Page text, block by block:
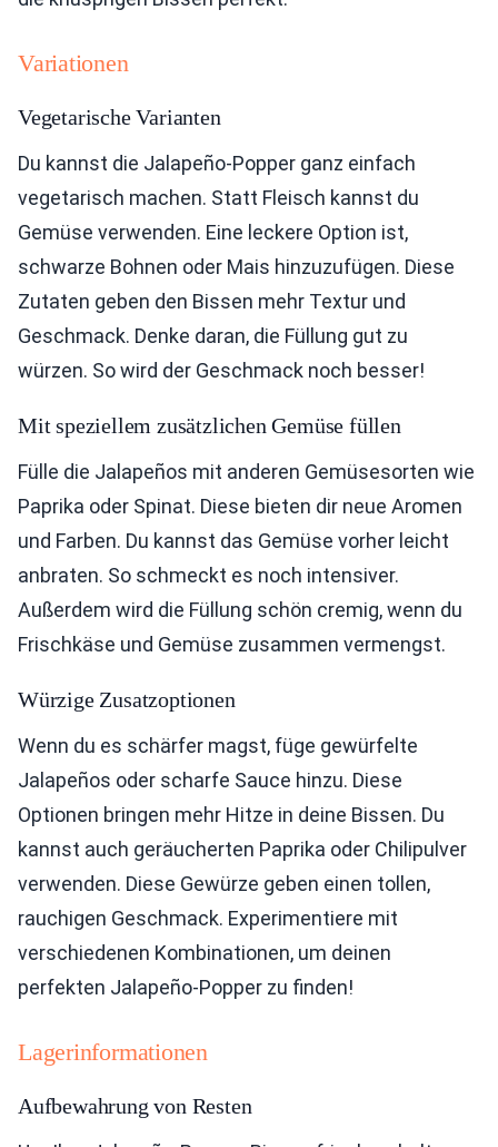
Variationen
Vegetarische Varianten
Du kannst die Jalapeño-Popper ganz einfach
vegetarisch machen. Statt Fleisch kannst du
Gemüse verwenden. Eine leckere Option ist,
schwarze Bohnen oder Mais hinzuzufügen. Diese
Zutaten geben den Bissen mehr Textur und
Geschmack. Denke daran, die Füllung gut zu
würzen. So wird der Geschmack noch besser!
Mit speziellem zusätzlichen Gemüse füllen
Fülle die Jalapeños mit anderen Gemüsesorten wie
Paprika oder Spinat. Diese bieten dir neue Aromen
und Farben. Du kannst das Gemüse vorher leicht
anbraten. So schmeckt es noch intensiver.
Außerdem wird die Füllung schön cremig, wenn du
Frischkäse und Gemüse zusammen vermengst.
Würzige Zusatzoptionen
Wenn du es schärfer magst, füge gewürfelte
Jalapeños oder scharfe Sauce hinzu. Diese
Optionen bringen mehr Hitze in deine Bissen. Du
kannst auch geräucherten Paprika oder Chilipulver
verwenden. Diese Gewürze geben einen tollen,
rauchigen Geschmack. Experimentiere mit
verschiedenen Kombinationen, um deinen
perfekten Jalapeño-Popper zu finden!
Lagerinformationen
Aufbewahrung von Resten